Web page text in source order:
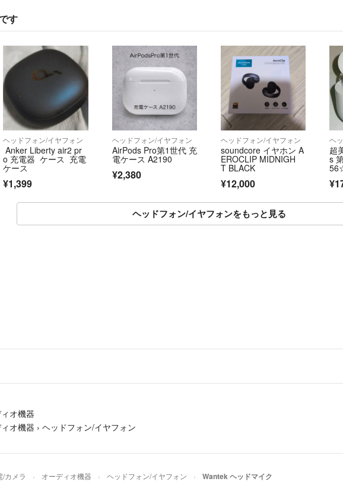
※商品の状態の
あくまでも個人
ことがあれば必ず
以上宜しくお願
🐏ひつじ商店
す
ヘッドフォン/イヤフォン
Anker Liberty air2 pr
o 充電器 ケース 充電
ケース
¥1,399
ヘッドフォン/イヤフォン
AirPods Pro第1世代 充
電ケース A2190
¥2,380
ヘッドフォン/イヤフォン
soundcore イヤホン A
EROCLIP MIDNIGH
T BLACK
¥12,000
ヘ
超
s
ヤ
ヘッドフォン/イヤフォンをもっと見る
オ機器
オ機器 › ヘッドフォン/イヤフォン
/カメラ オーディオ機器 ヘッドフォン/イヤフォン Wantek ヘッドマイク